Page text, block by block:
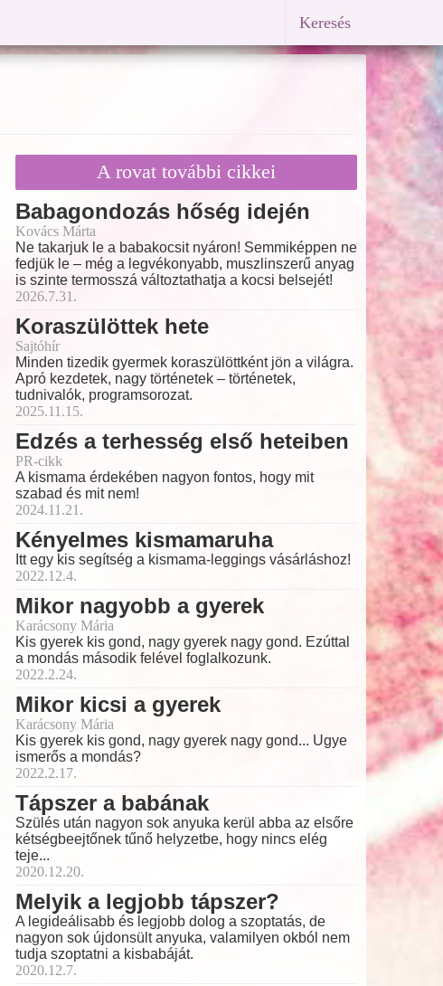
Keresés
A rovat további cikkei
Babagondozás hőség idején
Kovács Márta
Ne takarjuk le a babakocsit nyáron! Semmiképpen ne
fedjük le – még a legvékonyabb, muszlinszerű anyag
is szinte termosszá változtathatja a kocsi belsejét!
2026.7.31.
Koraszülöttek hete
Sajtóhír
Minden tizedik gyermek koraszülöttként jön a világra.
Apró kezdetek, nagy történetek – történetek,
tudnivalók, programsorozat.
2025.11.15.
Edzés a terhesség első heteiben
PR-cikk
A kismama érdekében nagyon fontos, hogy mit
szabad és mit nem!
2024.11.21.
Kényelmes kismamaruha
Itt egy kis segítség a kismama-leggings vásárláshoz!
2022.12.4.
Mikor nagyobb a gyerek
Karácsony Mária
Kis gyerek kis gond, nagy gyerek nagy gond. Ezúttal
a mondás második felével foglalkozunk.
2022.2.24.
Mikor kicsi a gyerek
Karácsony Mária
Kis gyerek kis gond, nagy gyerek nagy gond... Ugye
ismerős a mondás?
2022.2.17.
Tápszer a babának
Szülés után nagyon sok anyuka kerül abba az elsőre
kétségbeejtőnek tűnő helyzetbe, hogy nincs elég
teje...
2020.12.20.
Melyik a legjobb tápszer?
A legideálisabb és legjobb dolog a szoptatás, de
nagyon sok újdonsült anyuka, valamilyen okból nem
tudja szoptatni a kisbabáját.
2020.12.7.